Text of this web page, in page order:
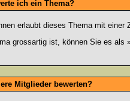
ich ein Thema?
erlaubt dieses Thema mit einer
grossartig ist, können Sie es
Mitglieder bewerten?